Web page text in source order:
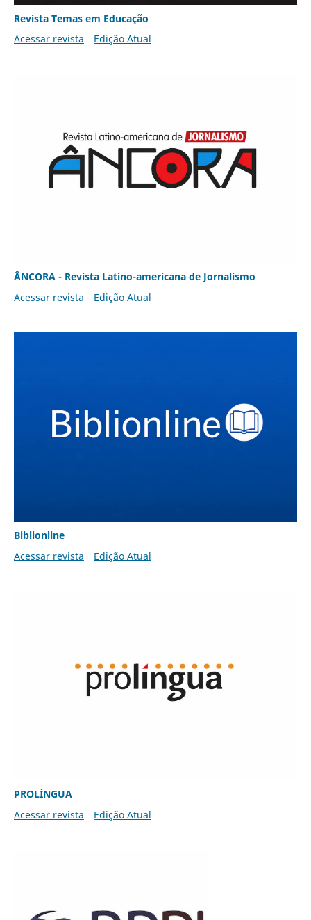
Revista Temas em Educação
Acessar revista
Edição Atual
ÂNCORA - Revista Latino-americana de Jornalismo
Acessar revista
Edição Atual
Biblionline
Acessar revista
Edição Atual
PROLÍNGUA
Acessar revista
Edição Atual